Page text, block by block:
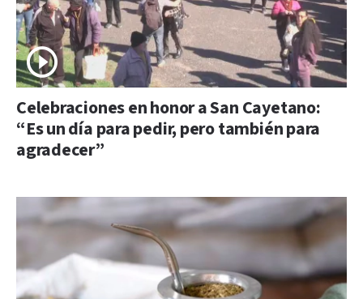
Celebraciones en honor a San Cayetano:
“Es un día para pedir, pero también para
agradecer”